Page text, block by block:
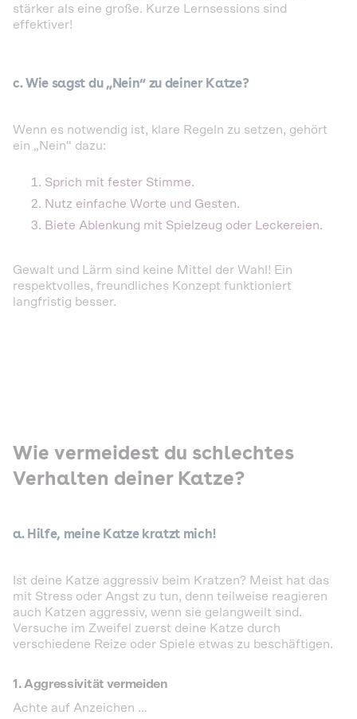
stärker als eine große. Kurze Lernsessions sind
effektiver!
c. Wie sagst du „Nein“ zu deiner Katze?
Wenn es notwendig ist, klare Regeln zu setzen, gehört
ein „Nein“ dazu:
Sprich mit fester Stimme.
Nutz einfache Worte und Gesten.
Biete Ablenkung mit Spielzeug oder Leckereien.
Gewalt und Lärm sind keine Mittel der Wahl! Ein
respektvolles, freundliches Konzept funktioniert
langfristig besser.
Wie vermeidest du schlechtes
Verhalten deiner Katze?
a. Hilfe, meine Katze kratzt mich!
Ist deine Katze aggressiv beim Kratzen? Meist hat das
mit Stress oder Angst zu tun, denn teilweise reagieren
auch Katzen aggressiv, wenn sie gelangweilt sind.
Versuche im Zweifel zuerst deine Katze durch
verschiedene Reize oder Spiele etwas zu beschäftigen.
1. Aggressivität vermeiden
Achte auf Anzeichen …